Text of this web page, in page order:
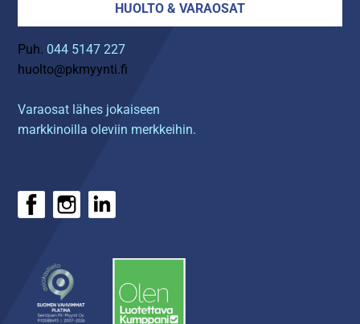
HUOLTO & VARAOSAT
Puh. 044 5147 227
huolto@pkmyynti.fi
Varaosat lähes jokaiseen
markkinoilla oleviin merkkeihin.